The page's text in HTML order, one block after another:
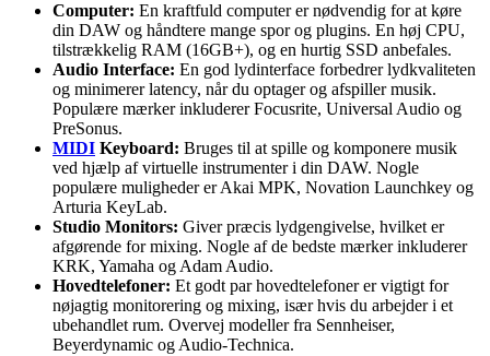
Computer: En kraftfuld computer er nødvendig for at køre
din DAW og håndtere mange spor og plugins. En høj CPU,
tilstrækkelig RAM (16GB+), og en hurtig SSD anbefales.
Audio Interface: En god lydinterface forbedrer lydkvaliteten
og minimerer latency, når du optager og afspiller musik.
Populære mærker inkluderer Focusrite, Universal Audio og
PreSonus.
MIDI Keyboard: Bruges til at spille og komponere musik
ved hjælp af virtuelle instrumenter i din DAW. Nogle
populære muligheder er Akai MPK, Novation Launchkey og
Arturia KeyLab.
Studio Monitors: Giver præcis lydgengivelse, hvilket er
afgørende for mixing. Nogle af de bedste mærker inkluderer
KRK, Yamaha og Adam Audio.
Hovedtelefoner: Et godt par hovedtelefoner er vigtigt for
nøjagtig monitorering og mixing, især hvis du arbejder i et
ubehandlet rum. Overvej modeller fra Sennheiser,
Beyerdynamic og Audio-Technica.